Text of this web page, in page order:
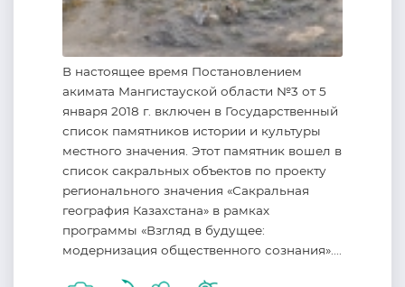
В настоящее время Постановлением
акимата Мангистауской области №3 от 5
января 2018 г. включен в Государственный
список памятников истории и культуры
местного значения. Этот памятник вошел в
список сакральных объектов по проекту
регионального значения «Сакральная
география Казахстана» в рамках
программы «Взгляд в будущее:
модернизация общественного сознания»....